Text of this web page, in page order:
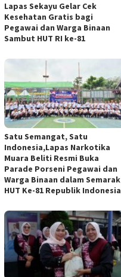
Lapas Sekayu Gelar Cek
Kesehatan Gratis bagi
Pegawai dan Warga Binaan
Sambut HUT RI ke-81
Satu Semangat, Satu
Indonesia,Lapas Narkotika
Muara Beliti Resmi Buka
Parade Porseni Pegawai dan
Warga Binaan dalam Semarak
HUT Ke-81 Republik Indonesia